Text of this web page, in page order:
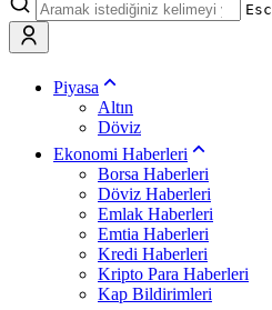
Esc
Piyasa
Altın
Döviz
Ekonomi Haberleri
Borsa Haberleri
Döviz Haberleri
Emlak Haberleri
Emtia Haberleri
Kredi Haberleri
Kripto Para Haberleri
Kap Bildirimleri